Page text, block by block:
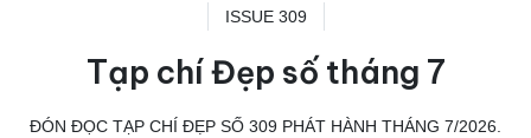
ISSUE 309
Tạp chí Đẹp số tháng 7
ĐÓN ĐỌC TẠP CHÍ ĐẸP SỐ 309 PHÁT HÀNH THÁNG 7/2026.